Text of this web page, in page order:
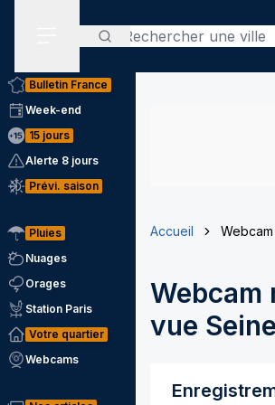
Rechercher
Bulletin France
Week-end
15 jours
Alerte 8 jours
Prévi. saison
Pluies
Nuages
Orages
Station Paris
Votre quartier
Webcams
Accueil
Webcam
vue